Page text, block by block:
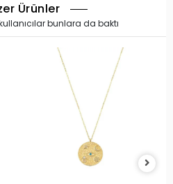
Ürünler
bunlara da baktı